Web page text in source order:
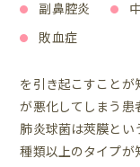
副鼻腔炎
敗血症
を引き起こすことが
が悪化してしまう患
肺炎球菌は莢膜とい
種類以上のタイプが